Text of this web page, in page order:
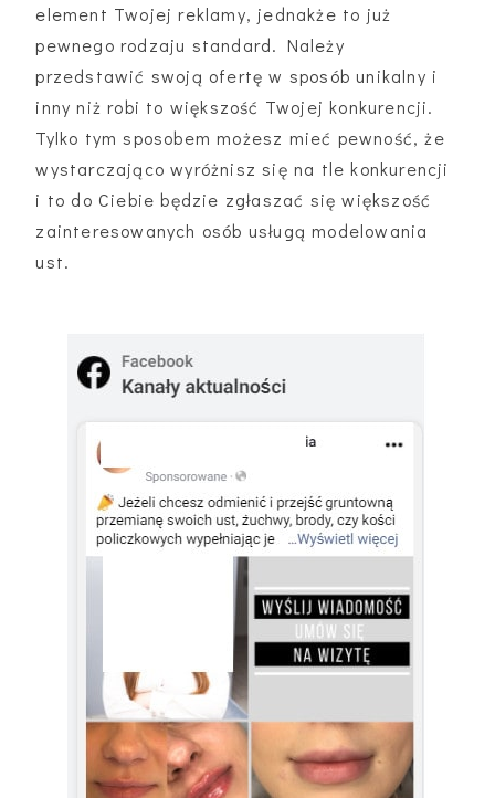
element Twojej reklamy, jednakże to już
pewnego rodzaju standard. Należy
przedstawić swoją ofertę w sposób unikalny i
inny niż robi to większość Twojej konkurencji.
Tylko tym sposobem możesz mieć pewność, że
wystarczająco wyróżnisz się na tle konkurencji
i to do Ciebie będzie zgłaszać się większość
zainteresowanych osób usługą modelowania
ust.